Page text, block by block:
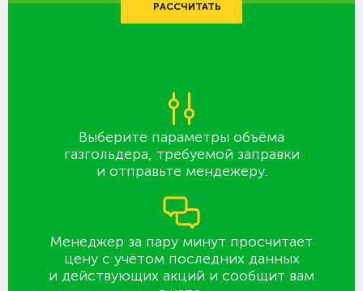
РАССЧИТАТЬ
Выберите параметры объёма
газгольдера, требуемой заправки
и отправьте мендежеру.
Менеджер за пару минут просчитает
цену с учётом последних данных
и действующих акций и сообщит вам